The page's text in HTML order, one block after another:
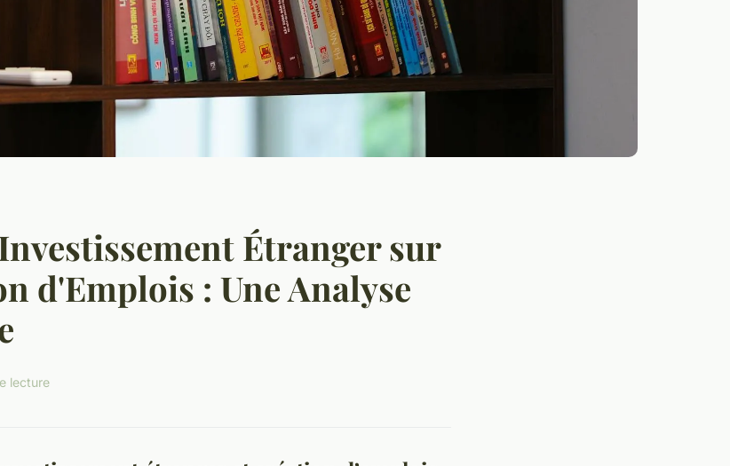
Étranger sur
d'Emplois : Une Analyse
lecture